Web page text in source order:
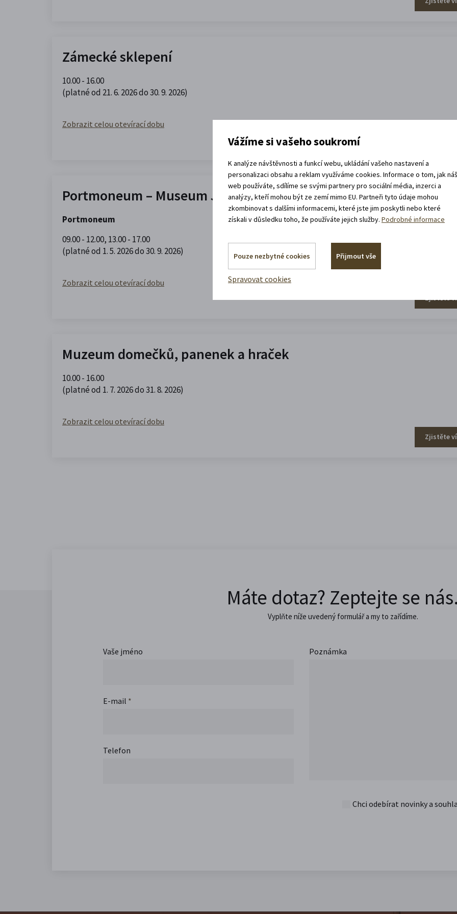
Zámecké sklepení
10.00 - 16.00
(platné od 21. 6. 2026 do 30. 9. 2026)
Zobrazit celou otevírací dobu
Portmoneum – Museum Josefa Váchala
Portmoneum
09.00 - 12.00, 13.00 - 17.00
(platné od 1. 5. 2026 do 30. 9. 2026)
Zobrazit celou otevírací dobu
Zjistěte
Muzeum domečků, panenek a hraček
10.00 - 16.00
(platné od 1. 7. 2026 do 31. 8. 2026)
Zobrazit celou otevírací dobu
Zjistěte
Máte dotaz? Zeptejte se
Vyplňte níže uvedený formulář a my to zařídíme.
Vaše jméno
E-mail *
Telefon
Poznámka
Chci odebírat novinky a
Vážíme si vašeho soukromí
K analýze návštěvnosti a funkcí webu, ukládání vašeho nastavení a
personalizaci obsahu a reklam využíváme cookies. Informace o tom, jak
web používáte, sdílíme se svými partnery pro sociální média, inzerci a
analýzy, kteří mohou být ze zemí mimo EU. Partneři tyto údaje mohou
zkombinovat s dalšími informacemi, které jste jim poskytli nebo které
získali v důsledku toho, že používáte jejich služby.Podrobné informace
Pouze nezbytné cookies Přijmout vše
Spravovat cookies